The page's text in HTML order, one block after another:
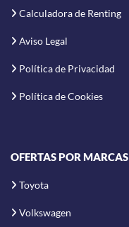
Calculadora de Renting
Aviso Legal
Política de Privacidad
Política de Cookies
OFERTAS POR MARCAS
Toyota
Volkswagen